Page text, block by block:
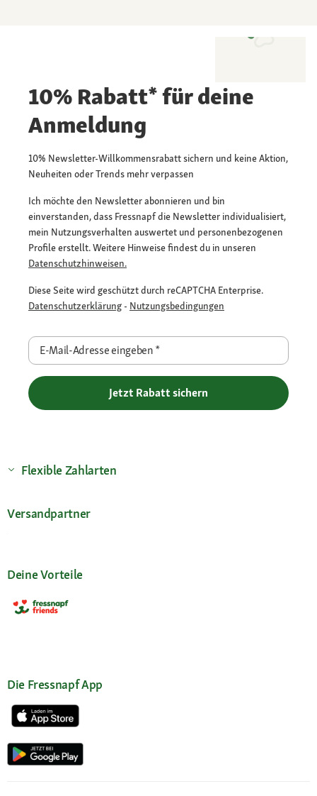
10% Rabatt* für deine
Anmeldung
10% Newsletter-Willkommensrabatt sichern und keine Aktion,
Neuheiten oder Trends mehr verpassen
Ich möchte den Newsletter abonnieren und bin
einverstanden, dass Fressnapf die Newsletter individualisiert,
mein Nutzungsverhalten auswertet und personenbezogenen
Profile erstellt. Weitere Hinweise findest du in unseren
Datenschutzhinweisen.
Diese Seite wird geschützt durch reCAPTCHA Enterprise.
Datenschutzerklärung - Nutzungsbedingungen
E-Mail-Adresse eingeben*
Jetzt Rabatt sichern
Flexible Zahlarten
Versandpartner
Deine Vorteile
Die Fressnapf App